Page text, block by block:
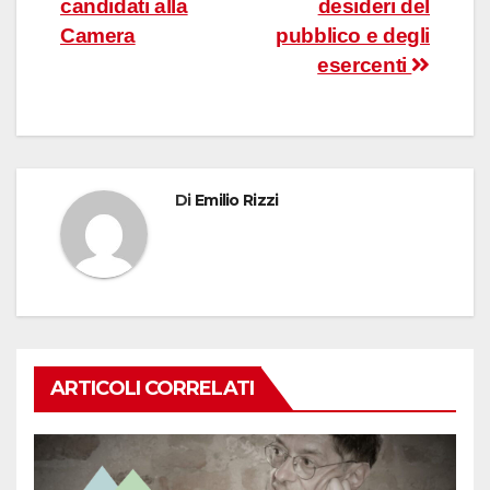
desideri del
pubblico e degli
esercenti
candidati alla
Camera
Di Emilio Rizzi
ARTICOLI CORRELATI